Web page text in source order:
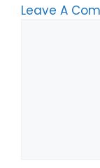
Leave A